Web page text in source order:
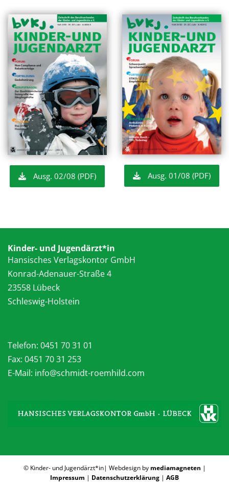
Ausg. 02/08 (PDF) Ausg. 01/08 (PDF)
Kinder- und Jugendärzt*in
Hansisches Verlagskontor GmbH
Konrad-Adenauer-Straße 4
23558 Lübeck
Schleswig-Holstein
Telefon: 0451 70 31 01
Fax: 0451 70 31 253
E-Mail: info@schmidt-roemhild.com
© Kinder- und Jugendärzt*in| Webdesign by mediamagneten |
Impressum | Datenschutzerklärung | AGB